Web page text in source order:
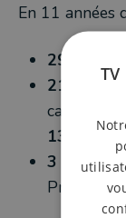
En 11 années
292 prairies
218
13
3
Premier